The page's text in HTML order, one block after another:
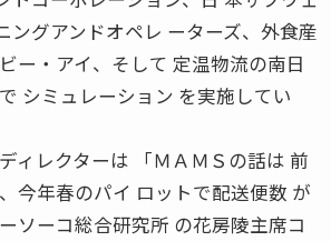
ングアンドオペレ ーターズ、外食産
ー・アイ、そして 定温物流の南日
シミュレーション を実施してい
ィレクターは 「ＭＡＭＳの話は 前
今年春のパイ ロットで配送便数 が
ソーコ総合研究所 の花房陵主席コ